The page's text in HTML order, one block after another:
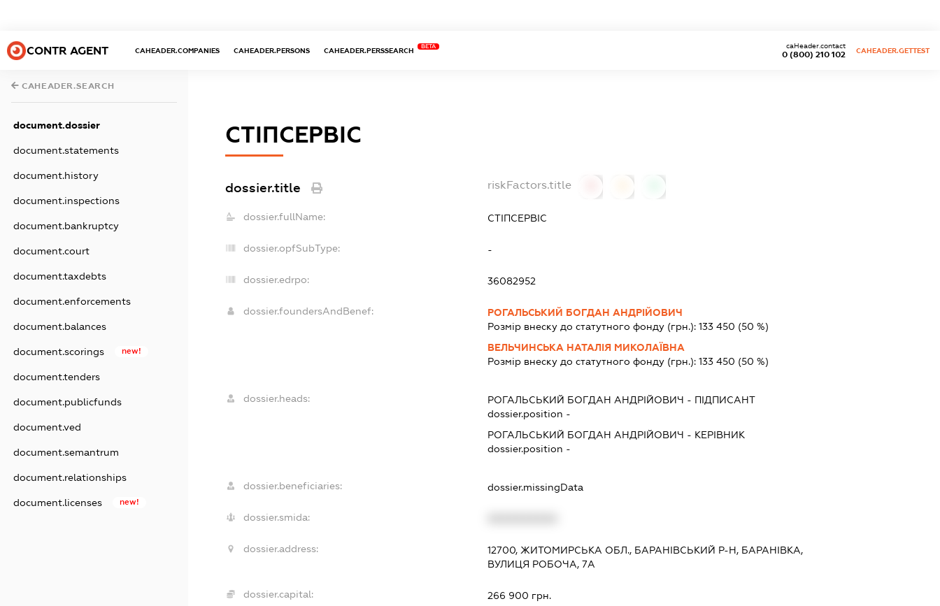
CONTR AGENT CAHEADER.COMPANIES CAHEADER.PERSONS CAHEADER.PERSSEARCH
BETA
0 (800) 210 102
caHeader.contact
CAHEADER.GETTEST
CAHEADER.SEARCH
document.dossier
document.statements
document.history
document.inspections
document.bankruptcy
document.court
document.taxdebts
document.enforcements
document.balances
document.scorings new!
document.tenders
document.publicfunds
document.ved
document.semantrum
document.relationships
document.licenses new!
СТІПСЕРВІС
dossier.title riskFactors.title
dossier.fullName: СТІПСЕРВІС
dossier.opfSubType: -
dossier.edrpo: 36082952
dossier.foundersAndBenef:
РОГАЛЬСЬКИЙ БОГДАН АНДРІЙОВИЧ
Розмір внеску до статутного фонду (грн.):133 450 (50 %)
ВЕЛЬЧИНСЬКА НАТАЛІЯ МИКОЛАЇВНА
Розмір внеску до статутного фонду (грн.):133 450 (50 %)
dossier.heads: РОГАЛЬСЬКИЙ БОГДАН АНДРІЙОВИЧ - ПІДПИСАНТ
dossier.position -
РОГАЛЬСЬКИЙ БОГДАН АНДРІЙОВИЧ - КЕРІВНИК
dossier.position -
dossier.beneficiaries: dossier.missingData
dossier.smida:
dossier.address:
12700, ЖИТОМИРСЬКА ОБЛ., БАРАНІВСЬКИЙ Р-Н, БАРАНІВКА,
ВУЛИЦЯ РОБОЧА, 7А
dossier.capital: 266 900 грн.